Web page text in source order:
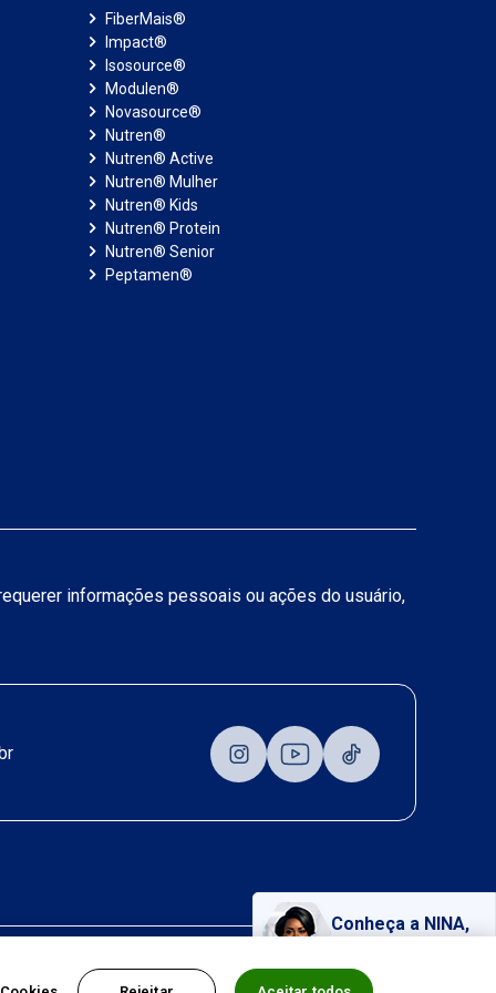
Conheça a NINA,
FiberMais®
Impact®
Isosource®
Modulen®
Novasource®
Nutren®
Nutren® Active
Nutren® Mulher
Nutren® Kids
Nutren® Protein
Nutren® Senior
Peptamen®
informações pessoais ou ações do usuário,